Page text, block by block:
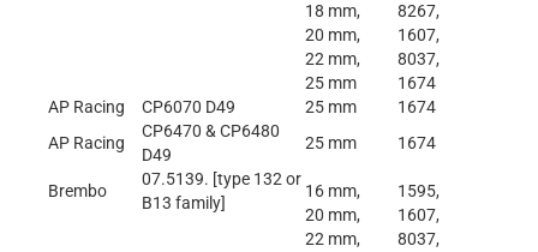
18 mm,
20 mm,
22 mm,
25 mm
8267,
1607,
8037,
1674
AP Racing
CP6070 D49 25 mm
1674
AP Racing
CP6470 & CP6480
D49
25 mm 1674
Brembo
07.5139. [type 132 or
B13 family]
16 mm,
20 mm,
22 mm,
1595,
1607,
8037,